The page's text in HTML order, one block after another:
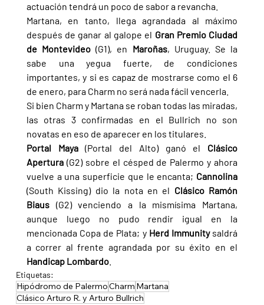
actuación tendrá un poco de sabor a revancha.
Martana, en tanto, llega agrandada al máximo
después de ganar al galope el Gran Premio Ciudad
de Montevideo (G1), en Maroñas, Uruguay. Se la
sabe una yegua fuerte, de condiciones
importantes, y si es capaz de mostrarse como el 6
de enero, para Charm no será nada fácil vencerla.
Si bien Charm y Martana se roban todas las miradas,
las otras 3 confirmadas en el Bullrich no son
novatas en eso de aparecer en los titulares.
Portal Maya (Portal del Alto) ganó el Clásico
Apertura (G2) sobre el césped de Palermo y ahora
vuelve a una superficie que le encanta;
(South Kissing) dio la nota en el Clásico Ramón
Biaus (G2) venciendo a la mismísima Martana,
aunque luego no pudo rendir igual en la
mencionada Copa de Plata; y Herd Immunity saldrá
Handicap Lombardo.
Etiquetas:
Hipódromo de PalermoCharm Martana
Clásico Arturo R. y Arturo Bullrich